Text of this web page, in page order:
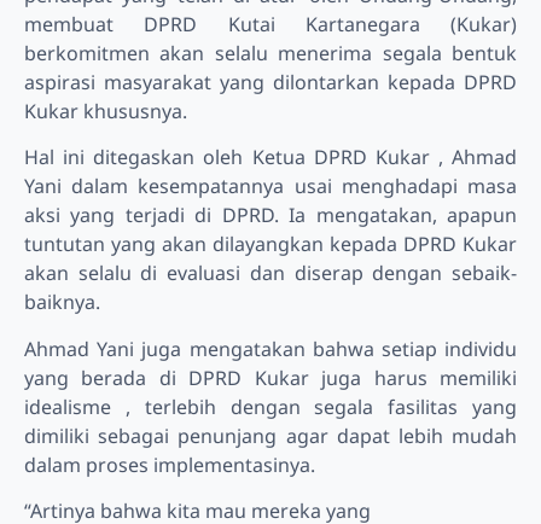
membuat DPRD Kutai Kartanegara (Kukar)
berkomitmen akan selalu menerima segala bentuk
aspirasi masyarakat yang dilontarkan kepada DPRD
Kukar khususnya.
Hal ini ditegaskan oleh Ketua DPRD Kukar , Ahmad
Yani dalam kesempatannya usai menghadapi masa
aksi yang terjadi di DPRD. Ia mengatakan, apapun
tuntutan yang akan dilayangkan kepada DPRD Kukar
akan selalu di evaluasi dan diserap dengan sebaik-
baiknya.
Ahmad Yani juga mengatakan bahwa setiap individu
yang berada di DPRD Kukar juga harus memiliki
idealisme , terlebih dengan segala fasilitas yang
dimiliki sebagai penunjang agar dapat lebih mudah
dalam proses implementasinya.
“Artinya bahwa kita mau mereka yang